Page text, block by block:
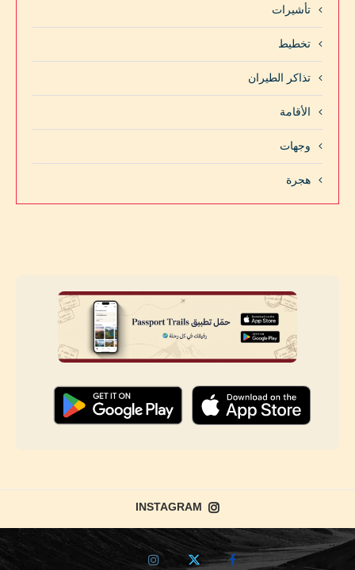
تأشيرات
تخطيط
تذاكر الطيران
الأقامة
وجهات
هجرة
INSTAGRAM